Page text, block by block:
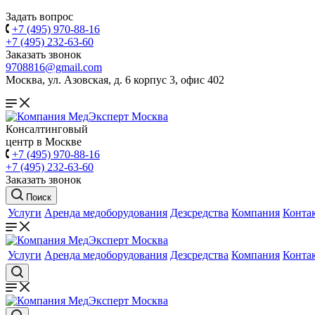
Задать вопрос
+7 (495) 970-88-16
+7 (495) 232-63-60
Заказать звонок
9708816@gmail.com
Москва, ул. Азовская, д. 6 корпус 3, офис 402
Консалтинговый
центр в Москве
+7 (495) 970-88-16
+7 (495) 232-63-60
Заказать звонок
Поиск
Услуги Аренда медоборудования Дезсредства Компания
Услуги Аренда медоборудования Дезсредства Компания